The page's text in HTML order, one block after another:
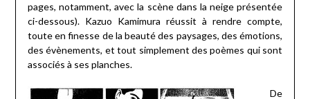
pages, notamment, avec la scène dans la neige présentée
ci-dessous). Kazuo Kamimura réussit à rendre compte,
toute en finesse de la beauté des paysages, des émotions,
des évènements, et tout simplement des poèmes qui sont
associés à ses planches.
De